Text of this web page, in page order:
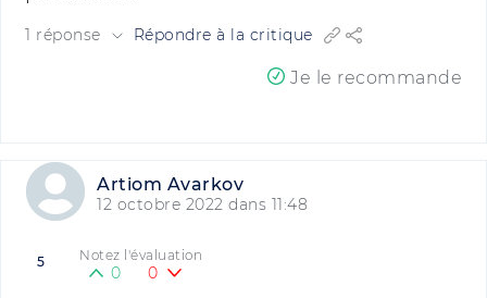
1 réponse Répondre à la critique
Je le recommande
Artiom Avarkov
12 octobre 2022 dans 11:48
5 Notez l'évaluation
0 0